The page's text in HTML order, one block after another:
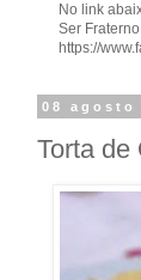
No link
Ser
https://
08 agosto
Torta de